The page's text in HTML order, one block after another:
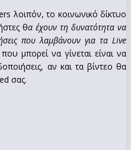
λοιπόν, το κοινωνικό δίκτυο
θα έχουν τη δυνατότητα να
που λαμβάνουν για τα Live
μπορεί να γίνεται είναι να
αν και τα βίντεο θα
σας.